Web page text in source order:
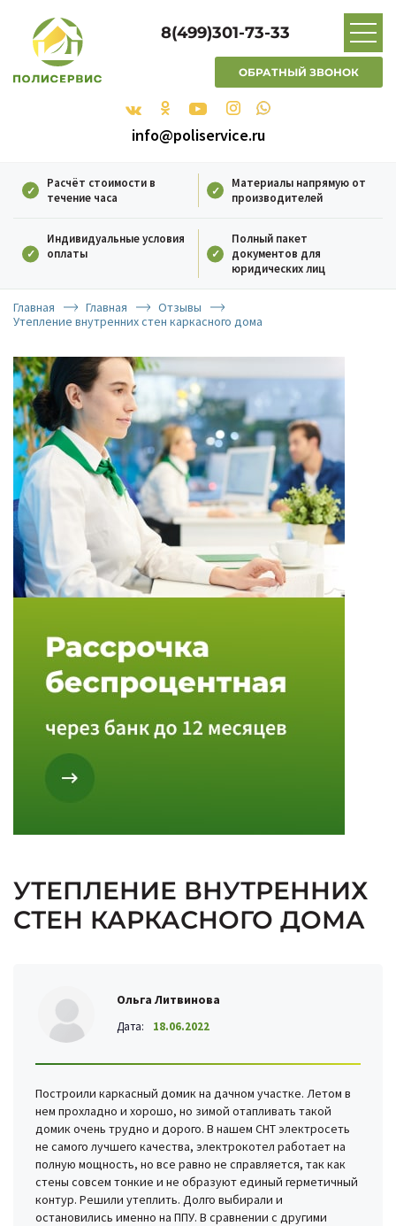
8(499)301-73-33
ОБРАТНЫЙ ЗВОНОК
info@poliservice.ru
Расчёт стоимости в
течение часа
Материалы напрямую от
производителей
Индивидуальные условия
оплаты
Полный пакет
документов для
юридических лиц
Главная Главная
Отзывы
Утепление внутренних стен каркасного дома
УТЕПЛЕНИЕ ВНУТРЕННИХ
СТЕН КАРКАСНОГО ДОМА
Ольга Литвинова
Дата: 18.06.2022
Построили каркасный домик на дачном участке. Летом в
нем прохладно и хорошо, но зимой отапливать такой
домик очень трудно и дорого. В нашем СНТ электросеть
не самого лучшего качества, электрокотел работает на
полную мощность, но все равно не справляется, так как
стены совсем тонкие и не образуют единый герметичный
контур. Решили утеплить. Долго выбирали и
остановились именно на ППУ. В сравнении с другими